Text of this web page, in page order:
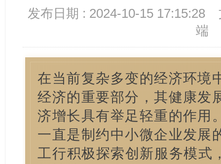
发布日期 : 2024-10-15 17:15:28
端
在当前复杂多变的经济环境
经济的重要部分，其健康发
济增长具有举足轻重的作用
一直是制约中小微企业发展
工行积极探索创新服务模式